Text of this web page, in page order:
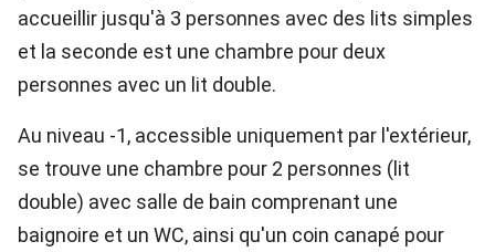
accueillir jusqu'à 3 personnes avec des lits simples
et la seconde est une chambre pour deux
personnes avec un lit double.
Au niveau -1, accessible uniquement par l'extérieur,
se trouve une chambre pour 2 personnes (lit
double) avec salle de bain comprenant une
baignoire et un WC, ainsi qu'un coin canapé pour